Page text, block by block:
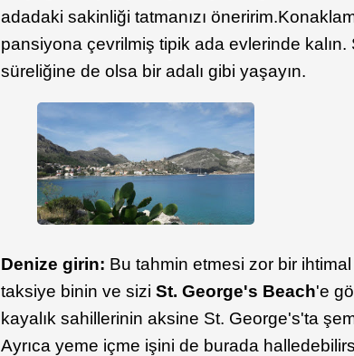
adadaki sakinliği tatmanızı öneririm.
pansiyona çevrilmiş tipik ada evlerinde kalın.
süreliğine de olsa bir adalı gibi yaşayın.
Denize girin: Bu tahmin etmesi zor bir
taksiye binin ve siziSt. George's Beach'e
kayalık sahillerinin aksine St. George's'ta
Ayrıca yeme içme işini de burada